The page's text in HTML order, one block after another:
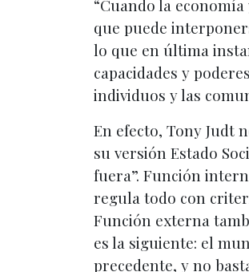
“Cuando la
que puede
lo que en última
capacidades y
individuos y las
En efecto, Tony Judt
su versión Estado
fuera”. Función
regula todo con
Función externa
es la siguiente: el
precedente, y no